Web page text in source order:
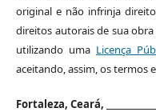
original e não infrinja
direitos autorais de sua
utilizando uma Licença
aceitando, assim, os termos
Fortaleza, Ceará,